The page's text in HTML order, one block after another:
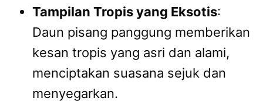
Tampilan Tropis yang Eksotis:
Daun pisang panggung memberikan
kesan tropis yang asri dan alami,
menciptakan suasana sejuk dan
menyegarkan.